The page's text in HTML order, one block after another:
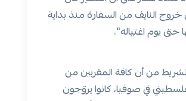
النايف من السفارة منذ بداية
حتى يوم اغتياله".
من أن كافة المقربين من
في صوفيا، كانوا يروّجون